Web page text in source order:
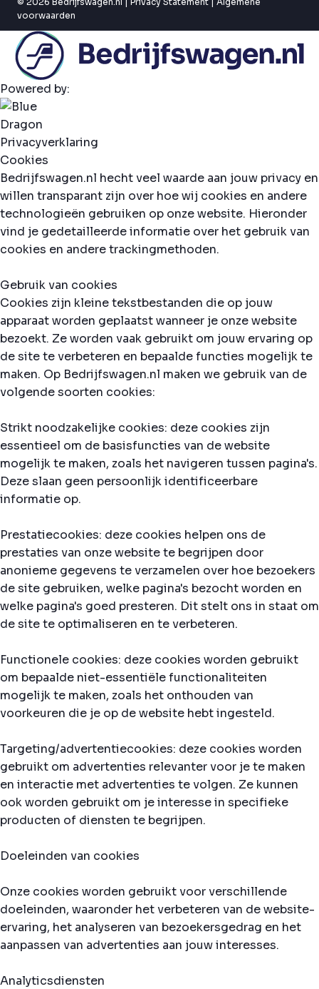
voorwaarden
Powered by:
Privacyverklaring
Cookies
Bedrijfswagen.nl hecht veel waarde aan jouw privacy en
willen transparant zijn over hoe wij cookies en andere
technologieën gebruiken op onze website. Hieronder
vind je gedetailleerde informatie over het gebruik van
cookies en andere trackingmethoden.
Gebruik van cookies
Cookies zijn kleine tekstbestanden die op jouw
apparaat worden geplaatst wanneer je onze website
bezoekt. Ze worden vaak gebruikt om jouw ervaring op
de site te verbeteren en bepaalde functies mogelijk te
maken. Op Bedrijfswagen.nl maken we gebruik van de
volgende soorten cookies:
Strikt noodzakelijke cookies: deze cookies zijn
essentieel om de basisfuncties van de website
mogelijk te maken, zoals het navigeren tussen pagina's.
Deze slaan geen persoonlijk identificeerbare
informatie op.
Prestatiecookies: deze cookies helpen ons de
prestaties van onze website te begrijpen door
anonieme gegevens te verzamelen over hoe bezoekers
de site gebruiken, welke pagina's bezocht worden en
welke pagina's goed presteren. Dit stelt ons in staat om
de site te optimaliseren en te verbeteren.
Functionele cookies: deze cookies worden gebruikt
om bepaalde niet-essentiële functionaliteiten
mogelijk te maken, zoals het onthouden van
voorkeuren die je op de website hebt ingesteld.
Targeting/advertentiecookies: deze cookies worden
gebruikt om advertenties relevanter voor je te maken
en interactie met advertenties te volgen. Ze kunnen
ook worden gebruikt om je interesse in specifieke
producten of diensten te begrijpen.
Doeleinden van cookies
Onze cookies worden gebruikt voor verschillende
doeleinden, waaronder het verbeteren van de website-
ervaring, het analyseren van bezoekersgedrag en het
aanpassen van advertenties aan jouw interesses.
Analyticsdiensten